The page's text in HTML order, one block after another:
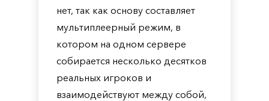
нет, так как основу составляет
мультиплеерный режим, в
котором на одном сервере
собирается несколько десятков
реальных игроков и
взаимодействуют между собой,